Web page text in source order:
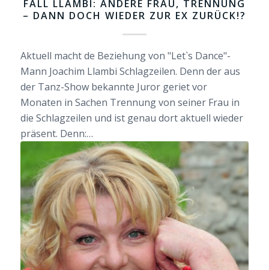
FALL LLAMBI: ANDERE FRAU, TRENNUNG
– DANN DOCH WIEDER ZUR EX ZURÜCK!?
Aktuell macht de Beziehung von "Let`s Dance"-
Mann Joachim Llambi Schlagzeilen. Denn der aus
der Tanz-Show bekannte Juror geriet vor
Monaten in Sachen Trennung von seiner Frau in
die Schlagzeilen und ist genau dort aktuell wieder
präsent. Denn:…